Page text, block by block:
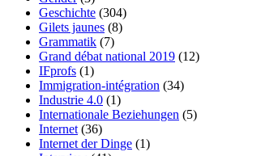
Geschichte (304)
Gilets jaunes (8)
Grammatik (7)
Grand débat national 2019 (12)
IFprofs (1)
Immigration-intégration (34)
Industrie 4.0 (1)
Internationale Beziehungen (5)
Internet (36)
Internet der Dinge (1)